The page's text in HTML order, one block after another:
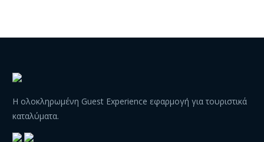
Η ολοκληρωμένη Guest Experience εφαρμογή για τουριστικά
καταλύματα.